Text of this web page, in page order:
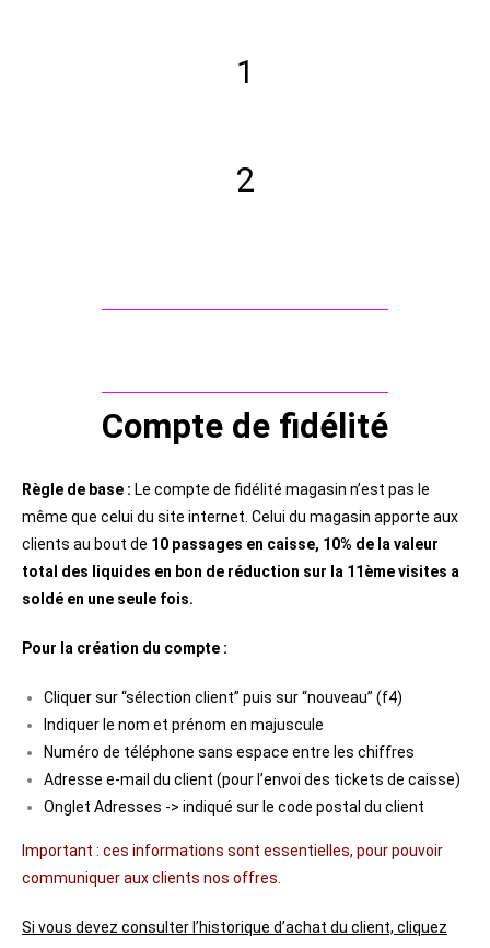
1
2
Compte de fidélité
Règle de base : Le compte de fidélité magasin n’est pas le
même que celui du site internet. Celui du magasin apporte aux
clients au bout de 10 passages en caisse, 10% de la valeur
total des liquides en bon de réduction sur la 11ème visites a
soldé en une seule fois.
Pour la création du compte :
Cliquer sur “sélection client” puis sur “nouveau” (f4)
Indiquer le nom et prénom en majuscule
Numéro de téléphone sans espace entre les chiffres
Adresse e-mail du client (pour l’envoi des tickets de caisse)
Onglet Adresses -> indiqué sur le code postal du client
Important : ces informations sont essentielles, pour pouvoir
communiquer aux clients nos offres.
Si vous devez consulter l’historique d’achat du client, cliquez